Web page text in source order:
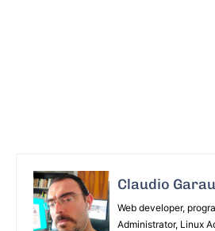
Claudio Garau
Web developer,
Administrator, Linux